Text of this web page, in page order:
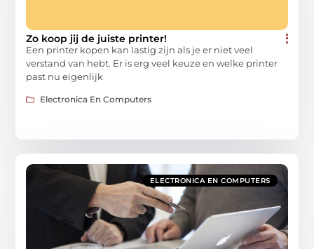
Zo koop jij de juiste printer!
Een printer kopen kan lastig zijn als je er niet veel
verstand van hebt. Er is erg veel keuze en welke printer
past nu eigenlijk
Electronica En Computers
ELECTRONICA EN COMPUTERS